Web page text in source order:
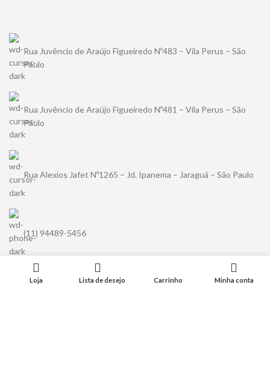
Rua Juvêncio de Araújo Figueiredo Nº483 – Vila Perus – São
Paulo
Rua Juvêncio de Araújo Figueiredo Nº481 – Vila Perus – São
Paulo
Rua Alexios Jafet Nº1265 – Jd. Ipanema – Jaraguá – São Paulo
(11) 94489-5456
Loja Lista de desejo Carrinho Minha conta